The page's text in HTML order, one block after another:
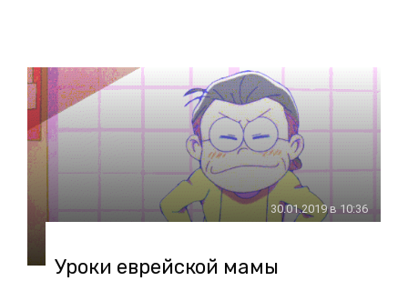
30.01.2019 в 10:36
Уроки еврейской мамы